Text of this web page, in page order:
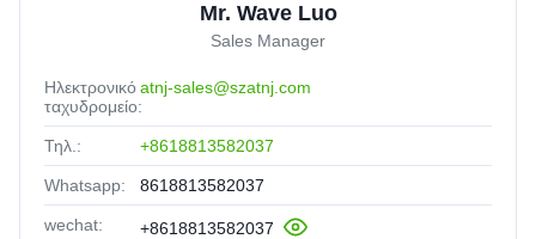
Mr. Wave Luo
Sales Manager
Ηλεκτρονικό
ταχυδρομείο:
atnj-sales@szatnj.com
Τηλ.: +8618813582037
Whatsapp: 8618813582037
wechat: +8618813582037